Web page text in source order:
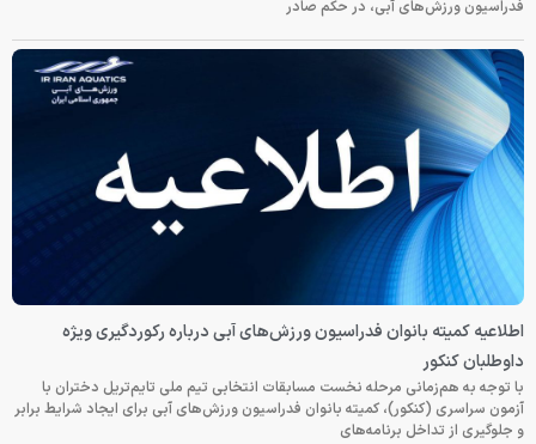
فدراسیون ورزش‌های آبی، در حکم صادر
اطلاعیه کمیته بانوان فدراسیون ورزش‌های آبی درباره رکوردگیری ویژه
داوطلبان کنکور
با توجه به هم‌زمانی مرحله نخست مسابقات انتخابی تیم ملی تایم‌تریل دختران با
آزمون سراسری (کنکور)، کمیته بانوان فدراسیون ورزش‌های آبی برای ایجاد شرایط برابر
و جلوگیری از تداخل برنامه‌های